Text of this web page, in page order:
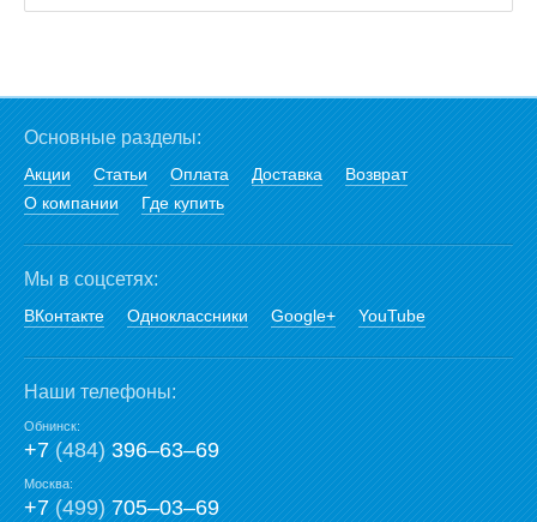
Основные разделы:
Акции Статьи Оплата Доставка
Возврат
О компании
Где купить
Мы в соцсетях:
ВКонтакте Одноклассники Google+ YouTube
Наши телефоны:
Обнинск:
+7(484)396‒63‒69
Москва:
+7(499)705‒03‒69